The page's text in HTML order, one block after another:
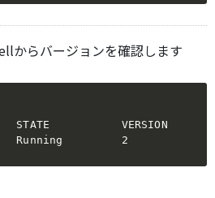
からバージョンを確認します
STATE           VERSION
Running         2